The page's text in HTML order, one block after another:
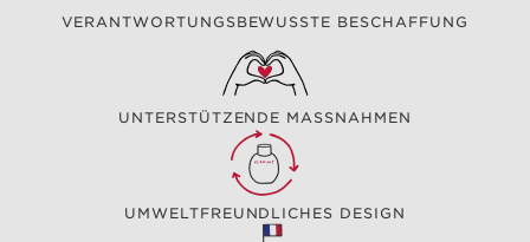
VERANTWORTUNGSBEWUSSTE BESCHAFFUNG
UNTERSTÜTZENDE MASSNAHMEN
UMWELTFREUNDLICHES DESIGN